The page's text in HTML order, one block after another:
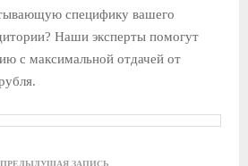
специфику вашего
Наши эксперты помогут
с максимальной отдачей от
ПРЕДЫДУЩАЯ ЗАПИСЬ